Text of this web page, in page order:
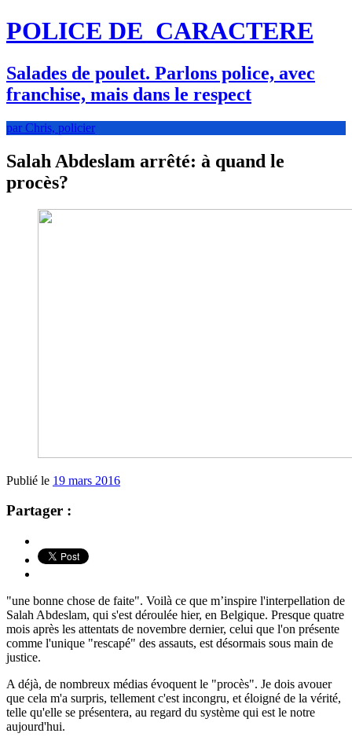
POLICE DE CARACTERE
Salades de poulet. Parlons police, avec
franchise, mais dans le respect
par Chris, policier
Salah Abdeslam arrêté: à quand le
procès?
Publié le 19 mars 2016
Partager :
"une bonne chose de faite". Voilà ce que m’inspire l'interpellation de
Salah Abdeslam, qui s'est déroulée hier, en Belgique. Presque quatre
mois après les attentats de novembre dernier, celui que l'on présente
comme l'unique "rescapé" des assauts, est désormais sous main de
justice.
A déjà, de nombreux médias évoquent le "procès". Je dois avouer
que cela m'a surpris, tellement c'est incongru, et éloigné de la vérité,
telle qu'elle se présentera, au regard du système qui est le notre
aujourd'hui.